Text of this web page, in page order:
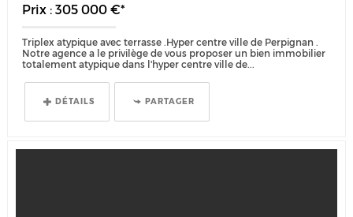
Prix : 305 000 €*
Triplex atypique avec terrasse .Hyper centre ville de Perpignan .
Notre agence a le privilège de vous proposer un bien immobilier
totalement atypique dans l'hyper centre ville de...
DÉTAILS PARTAGER